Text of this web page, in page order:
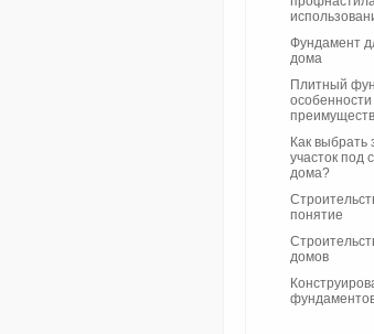
Фундамент
дома
Плитный
особенности
Как выбрать
участок под
дома?
понятие
домов